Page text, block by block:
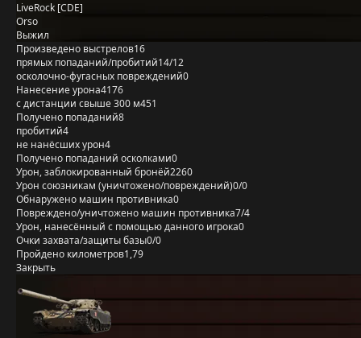
LiveRock [CDE]
Orso
Выжил
Произведено выстрелов16
прямых попаданий/пробитий14/12
осколочно-фугасных повреждений0
Нанесение урона4176
с дистанции свыше 300 м451
Получено попаданий8
пробитий4
не нанёсших урон4
Получено попаданий осколками0
Урон, заблокированный бронёй2260
Урон союзникам (уничтожено/повреждений)0/0
Обнаружено машин противника0
Повреждено/уничтожено машин противника7/4
Урон, нанесённый с помощью данного игрока0
Очки захвата/защиты базы0/0
Пройдено километров1,79
Закрыть